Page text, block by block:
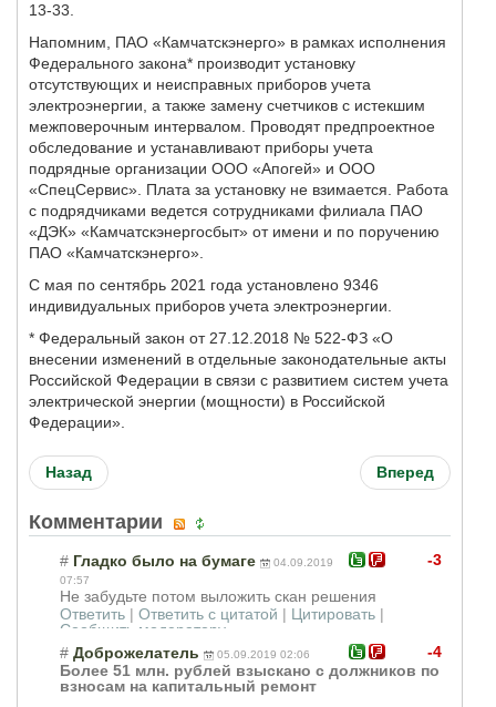
13-33.
Напомним, ПАО «Камчатскэнерго» в рамках исполнения
Федерального закона* производит установку
отсутствующих и неисправных приборов учета
электроэнергии, а также замену счетчиков с истекшим
межповерочным интервалом. Проводят предпроектное
обследование и устанавливают приборы учета
подрядные организации ООО «Апогей» и ООО
«СпецСервис». Плата за установку не взимается. Работа
с подрядчиками ведется сотрудниками филиала ПАО
«ДЭК» «Камчатскэнергосбыт» от имени и по поручению
ПАО «Камчатскэнерго».
С мая по сентябрь 2021 года установлено 9346
индивидуальных приборов учета электроэнергии.
* Федеральный закон от 27.12.2018 № 522-ФЗ «О
внесении изменений в отдельные законодательные акты
Российской Федерации в связи с развитием систем учета
электрической энергии (мощности) в Российской
Федерации».
Назад Вперед
Комментарии
-3
# Гладко было на бумаге
04.09.2019
07:57
Не забудьте потом выложить скан решения
Ответить | Ответить с цитатой | Цитировать |
Сообщить модератору
-4
# Доброжелатель 05.09.2019 02:06
Более 51 млн. рублей взыскано с должников по
взносам на капитальный ремонт